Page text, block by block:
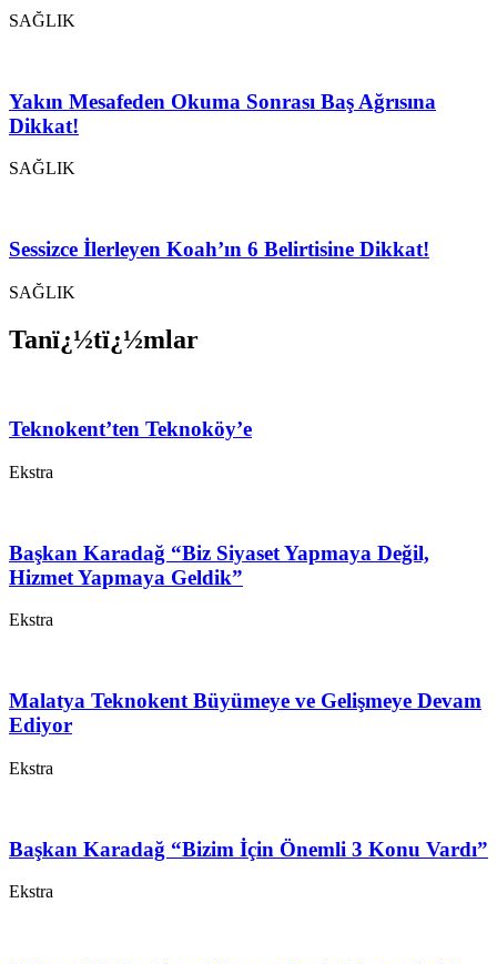
SAĞLIK
Yakın Mesafeden Okuma Sonrası Baş Ağrısına
Dikkat!
SAĞLIK
Sessizce İlerleyen Koah’ın 6 Belirtisine Dikkat!
SAĞLIK
Tanï¿½tï¿½mlar
Teknokent’ten Teknoköy’e
Ekstra
Başkan Karadağ “Biz Siyaset Yapmaya Değil,
Hizmet Yapmaya Geldik”
Ekstra
Malatya Teknokent Büyümeye ve Gelişmeye Devam
Ediyor
Ekstra
Başkan Karadağ “Bizim İçin Önemli 3 Konu Vardı”
Ekstra